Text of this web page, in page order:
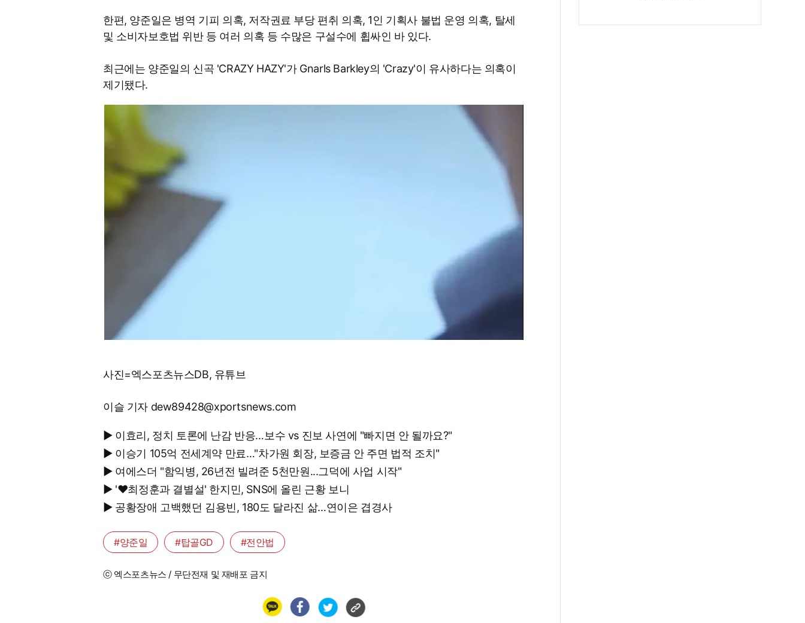
한편, 양준일은 병역 기피 의혹, 저작권료 부당 편취 의혹, 1인 기획사 불법 운영 의혹, 탈세
및 소비자보호법 위반 등 여러 의혹 등 수많은 구설수에 휩싸인 바 있다.
최근에는 양준일의 신곡 'CRAZY HAZY'가 Gnarls Barkley의 'Crazy'이 유사하다는 의혹이
제기됐다.
사진=엑스포츠뉴스DB, 유튜브
이슬 기자 dew89428@xportsnews.com
▶ 이효리, 정치 토론에 난감 반응…보수 vs 진보 사연에 "빠지면 안 될까요?"
▶ 이승기 105억 전세계약 만료…"차가원 회장, 보증금 안 주면 법적 조치"
▶ 여에스더 "함익병, 26년전 빌려준 5천만원...그덕에 사업 시작"
▶ '♥최정훈과 결별설' 한지민, SNS에 올린 근황 보니
▶ 공황장애 고백했던 김용빈, 180도 달라진 삶…연이은 겹경사
#양준일 #탑골GD #전안법
ⓒ 엑스포츠뉴스 / 무단전재 및 재배포 금지